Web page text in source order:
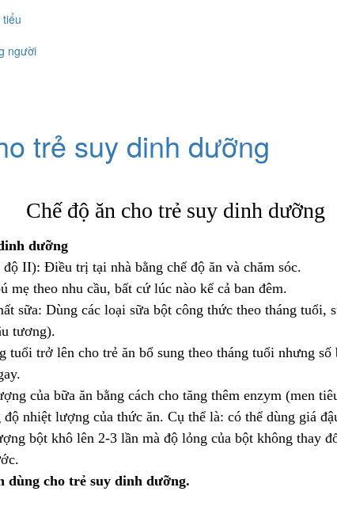
người
trẻ suy dinh dưỡng
Chế độ ăn cho trẻ suy dinh dưỡng
dưỡng
II): Điều trị tại nhà bằng chế độ ăn và chăm sóc.
theo nhu cầu, bất cứ lúc nào kể cả ban đêm.
Dùng các loại sữa bột công thức theo tháng tuổi,
tương).
trở lên cho trẻ ăn bổ sung theo tháng tuổi nhưng số
của bữa ăn bằng cách cho tăng thêm enzym (men
nhiệt lượng của thức ăn. Cụ thể là: có thể dùng giá
bột khô lên 2-3 lần mà độ lỏng của bột không thay
dùng cho trẻ suy dinh dưỡng.